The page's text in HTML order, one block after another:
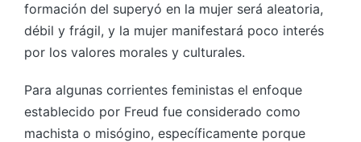
formación del superyó en la mujer será aleatoria,
débil y frágil, y la mujer manifestará poco interés
por los valores morales y culturales.
Para algunas corrientes feministas el enfoque
establecido por Freud fue considerado como
machista o misógino, específicamente porque